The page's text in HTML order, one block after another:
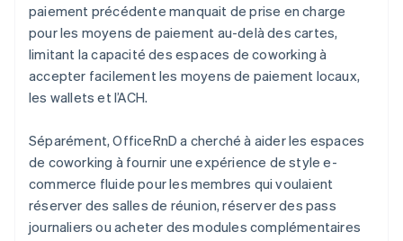
paiement précédente manquait de prise en charge
pour les moyens de paiement au-delà des cartes,
limitant la capacité des espaces de coworking à
accepter facilement les moyens de paiement locaux,
les wallets et l’ACH.
Séparément, OfficeRnD a cherché à aider les espaces
de coworking à fournir une expérience de style e-
commerce fluide pour les membres qui voulaient
réserver des salles de réunion, réserver des pass
journaliers ou acheter des modules complémentaires